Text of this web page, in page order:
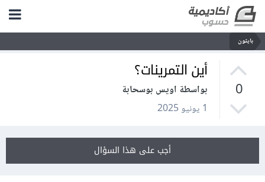
بايثون
0
أين التمرينات؟
بواسطة اويس بوسحابة
1 يونيو 2025
أجب على هذا السؤال